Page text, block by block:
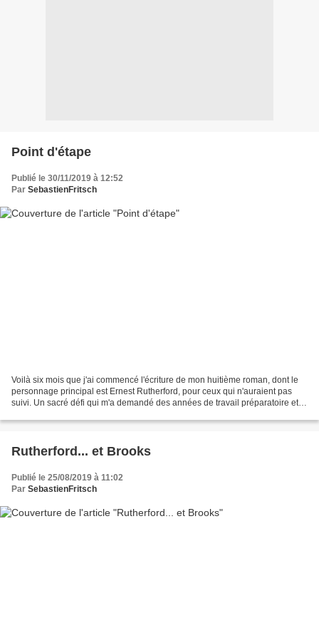
Point d'étape
Publié le 30/11/2019 à 12:52
Par SebastienFritsch
Voilà six mois que j'ai commencé l'écriture de mon huitième roman, dont le
personnage principal est Ernest Rutherford, pour ceux qui n'auraient pas
suivi. Un sacré défi qui m'a demandé des années de travail préparatoire et
Rutherford... et Brooks
Publié le 25/08/2019 à 11:02
Par SebastienFritsch